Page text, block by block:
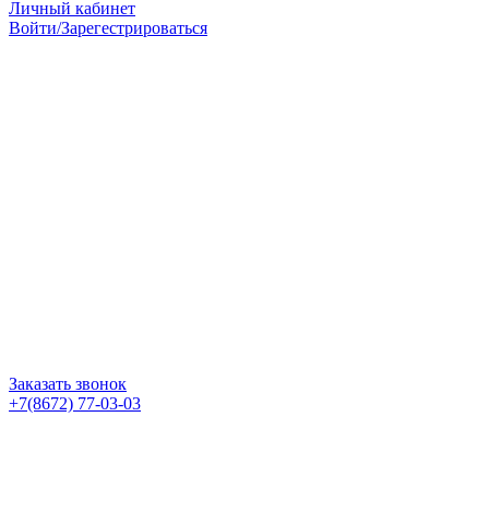
Личный кабинет
Войти/Зарегестрироваться
Заказать звонок
+7(8672) 77-03-03